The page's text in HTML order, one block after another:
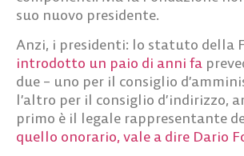
suo nuovo presidente.
Anzi, i presidenti: lo statuto della
introdotto un paio di anni fa
due – uno per il consiglio
l’altro per il consiglio d’indirizzo,
primo è il legale rappresentante
quello onorario, vale a dire Dario